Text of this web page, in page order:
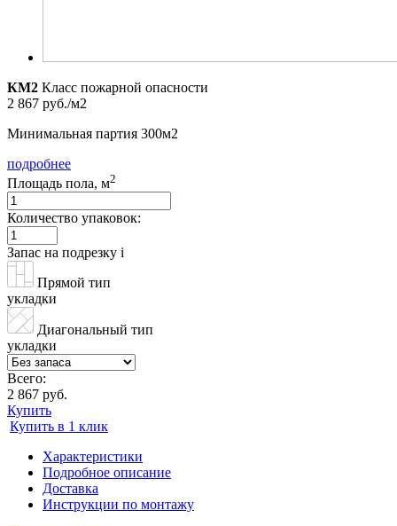
КМ2 Класс пожарной опасности
2 867 руб./м2
Минимальная партия 300м2
подробнее
Площадь пола, м2
Количество упаковок:
Запас на подрезку i
Прямой тип
укладки
Диагональный тип
укладки
Всего:
2 867 руб.
Купить
Купить в 1 клик
Характеристики
Подробное описание
Доставка
Инструкции по монтажу